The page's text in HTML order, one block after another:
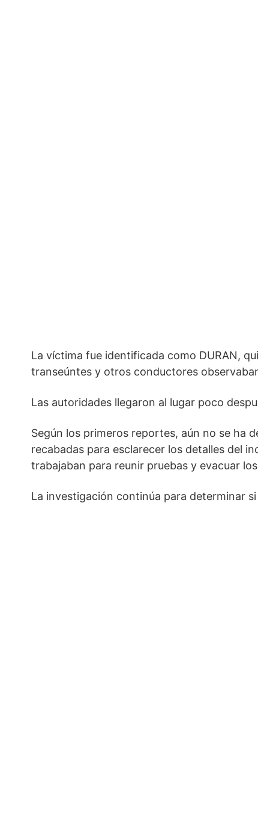
La víctima fue identificada como DURAN,
transeúntes y otros conductores
Las autoridades llegaron al lugar poco
Según los primeros reportes, aún no se ha
recabadas para esclarecer los detalles del
trabajaban para reunir pruebas y evacuar
La investigación continúa para determinar